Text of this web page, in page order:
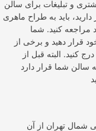
و تبلیغات برای سالن
باید به طراح ماهری
مراجعه کنید. شما
قرار دهید و برخی از
کنید. البته قبل از
سالن شما قرار دارد
شمال تهران از آن